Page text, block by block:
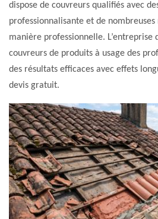
dispose de couvreurs qualifiés avec
professionnalisante et de
manière professionnelle. L’entreprise
couvreurs de produits à usage des
des résultats efficaces avec effets
devis gratuit.